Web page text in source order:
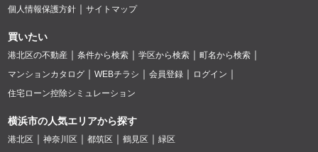
個人情報保護方針
サイトマップ
買いたい
港北区の不動産 条件から検索 学区から検索
町名から検索
マンションカタログ
WEBチラシ 会員登録
ログイン
住宅ローン控除シミュレーション
横浜市の人気エリアから探す
港北区 神奈川区 都筑区 鶴見区 緑区